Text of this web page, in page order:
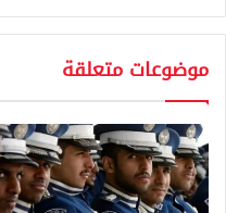
موضوعات متعلقة